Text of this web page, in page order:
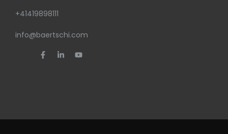
+41419898111
info@baertschi.com